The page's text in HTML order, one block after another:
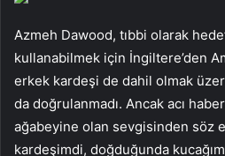
Azmeh Dawood, tıbbi olarak
kullanabilmek için İngiltere’den
erkek kardeşi de dahil olmak
da doğrulanmadı. Ancak acı
ağabeyine olan sevgisinden söz
kardeşimdi, doğduğunda